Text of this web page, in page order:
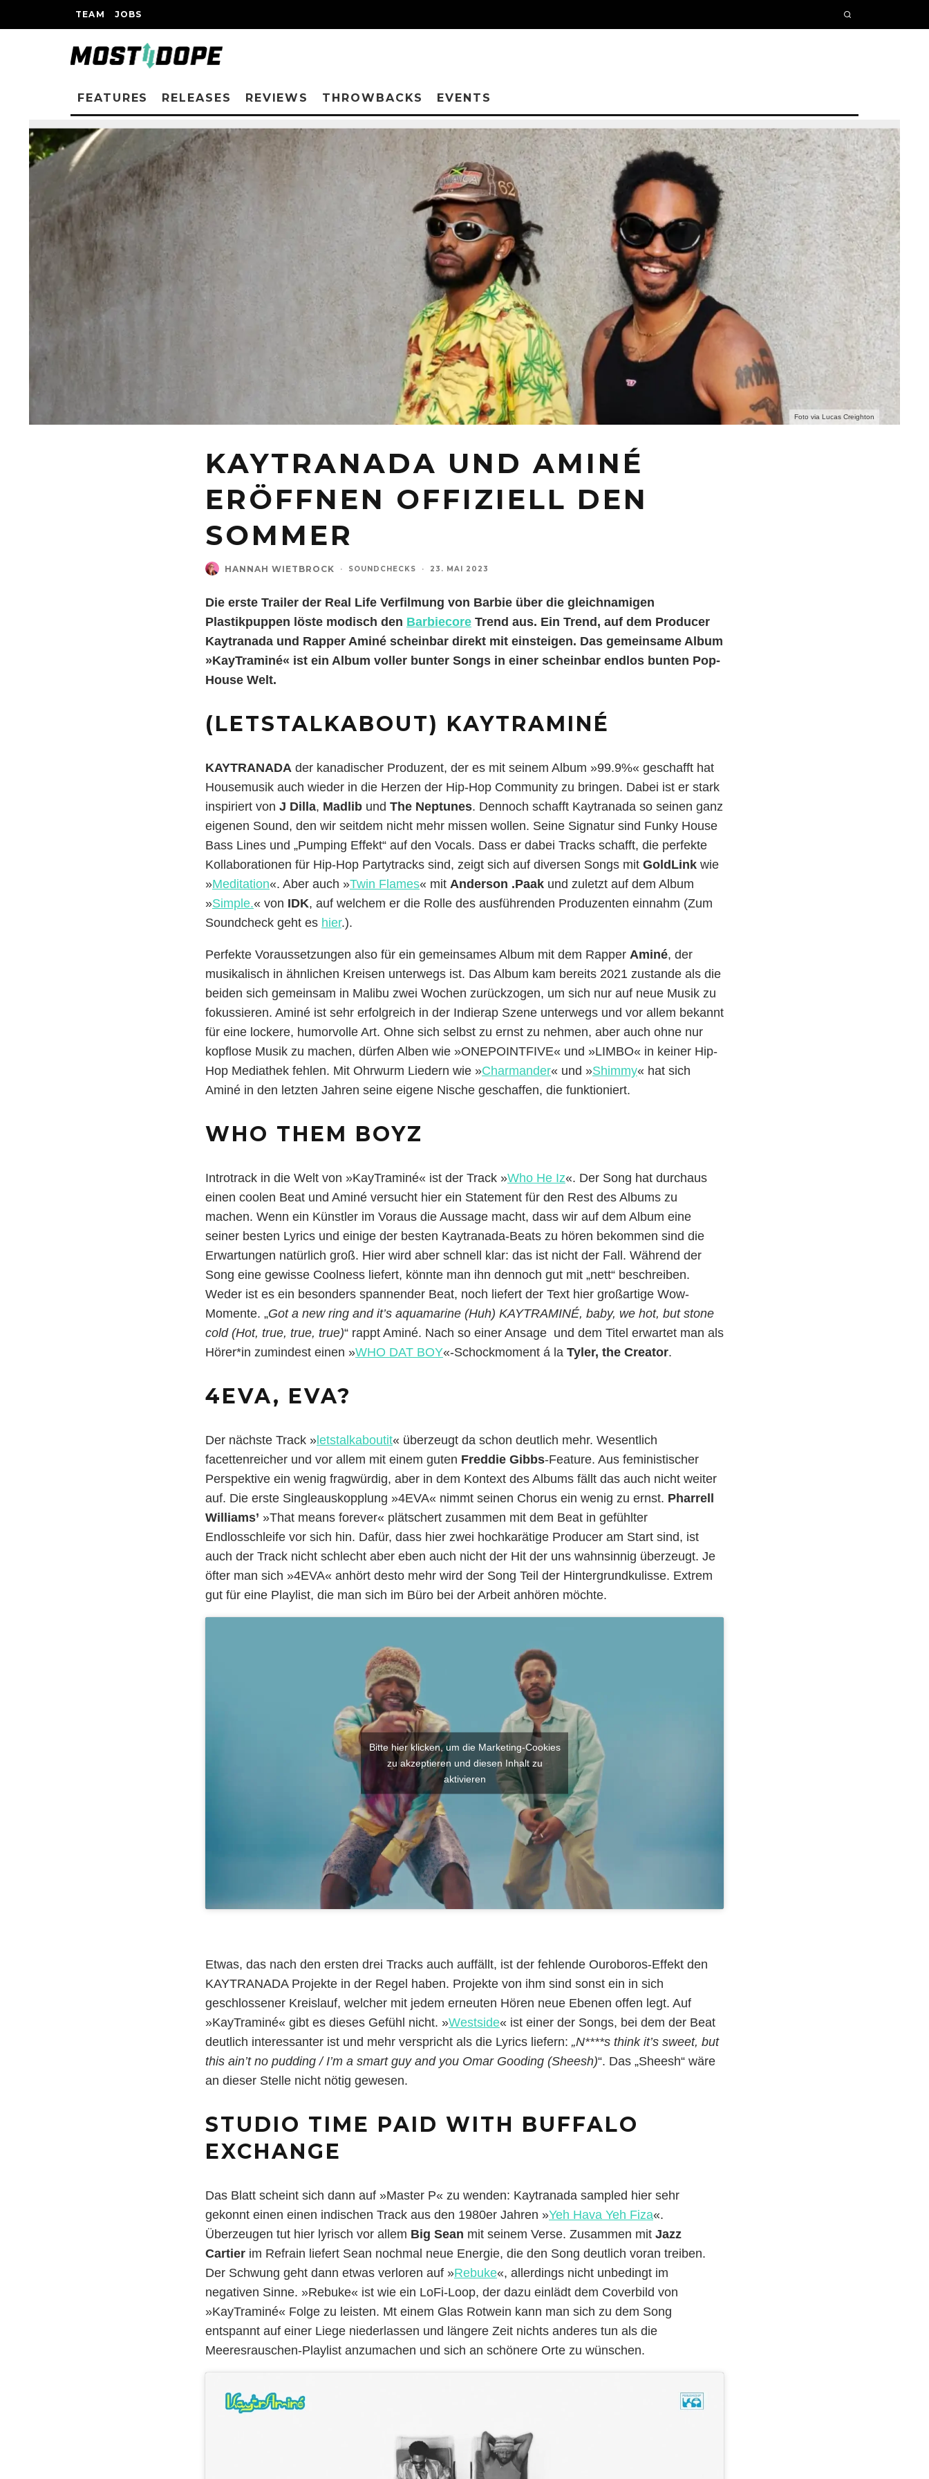
TEAM JOBS
FEATURES RELEASES REVIEWS THROWBACKS EVENTS
Foto via Lucas Creighton
KAYTRANADA UND AMINÉ
ERÖFFNEN OFFIZIELL DEN
SOMMER
HANNAH WIETBROCK · SOUNDCHECKS · 23. MAI 2023
Die erste Trailer der Real Life Verfilmung von Barbie über die gleichnamigen
Plastikpuppen löste modisch den Barbiecore Trend aus. Ein Trend, auf dem Producer
Kaytranada und Rapper Aminé scheinbar direkt mit einsteigen. Das gemeinsame Album
»KayTraminé« ist ein Album voller bunter Songs in einer scheinbar endlos bunten Pop-
House Welt.
(LETSTALKABOUT) KAYTRAMINÉ
KAYTRANADA der kanadischer Produzent, der es mit seinem Album »99.9%« geschafft hat
Housemusik auch wieder in die Herzen der Hip-Hop Community zu bringen. Dabei ist er stark
inspiriert von J Dilla, Madlib und The Neptunes. Dennoch schafft Kaytranada so seinen ganz
eigenen Sound, den wir seitdem nicht mehr missen wollen. Seine Signatur sind Funky House
Bass Lines und „Pumping Effekt“ auf den Vocals. Dass er dabei Tracks schafft, die perfekte
Kollaborationen für Hip-Hop Partytracks sind, zeigt sich auf diversen Songs mit GoldLink wie
»Meditation«. Aber auch »Twin Flames« mit Anderson .Paak und zuletzt auf dem Album
»Simple.« von IDK, auf welchem er die Rolle des ausführenden Produzenten einnahm (Zum
Soundcheck geht es hier.).
Perfekte Voraussetzungen also für ein gemeinsames Album mit dem Rapper Aminé, der
musikalisch in ähnlichen Kreisen unterwegs ist. Das Album kam bereits 2021 zustande als die
beiden sich gemeinsam in Malibu zwei Wochen zurückzogen, um sich nur auf neue Musik zu
fokussieren. Aminé ist sehr erfolgreich in der Indierap Szene unterwegs und vor allem bekannt
für eine lockere, humorvolle Art. Ohne sich selbst zu ernst zu nehmen, aber auch ohne nur
kopflose Musik zu machen, dürfen Alben wie »ONEPOINTFIVE« und »LIMBO« in keiner Hip-
Hop Mediathek fehlen. Mit Ohrwurm Liedern wie »Charmander« und »Shimmy« hat sich
Aminé in den letzten Jahren seine eigene Nische geschaffen, die funktioniert.
WHO THEM BOYZ
Introtrack in die Welt von »KayTraminé« ist der Track »Who He Iz«. Der Song hat durchaus
einen coolen Beat und Aminé versucht hier ein Statement für den Rest des Albums zu
machen. Wenn ein Künstler im Voraus die Aussage macht, dass wir auf dem Album eine
seiner besten Lyrics und einige der besten Kaytranada-Beats zu hören bekommen sind die
Erwartungen natürlich groß. Hier wird aber schnell klar: das ist nicht der Fall. Während der
Song eine gewisse Coolness liefert, könnte man ihn dennoch gut mit „nett“ beschreiben.
Weder ist es ein besonders spannender Beat, noch liefert der Text hier großartige Wow-
Momente. „Got a new ring and it’s aquamarine (Huh) KAYTRAMINÉ, baby, we hot, but stone
cold (Hot, true, true, true)“ rappt Aminé. Nach so einer Ansage und dem Titel erwartet man als
Hörer*in zumindest einen »WHO DAT BOY«-Schockmoment á la Tyler, the Creator.
4EVA, EVA?
Der nächste Track » letstalkaboutit« überzeugt da schon deutlich mehr. Wesentlich
facettenreicher und vor allem mit einem guten Freddie Gibbs-Feature. Aus feministischer
Perspektive ein wenig fragwürdig, aber in dem Kontext des Albums fällt das auch nicht weiter
auf. Die erste Singleauskopplung »4EVA« nimmt seinen Chorus ein wenig zu ernst. Pharrell
Williams’ »That means forever« plätschert zusammen mit dem Beat in gefühlter
Endlosschleife vor sich hin. Dafür, dass hier zwei hochkarätige Producer am Start sind, ist
auch der Track nicht schlecht aber eben auch nicht der Hit der uns wahnsinnig überzeugt. Je
öfter man sich »4EVA« anhört desto mehr wird der Song Teil der Hintergrundkulisse. Extrem
gut für eine Playlist, die man sich im Büro bei der Arbeit anhören möchte.
Bitte hier klicken, um die Marketing-Cookies
zu akzeptieren und diesen Inhalt zu
aktivieren
Etwas, das nach den ersten drei Tracks auch auffällt, ist der fehlende Ouroboros-Effekt den
KAYTRANADA Projekte in der Regel haben. Projekte von ihm sind sonst ein in sich
geschlossener Kreislauf, welcher mit jedem erneuten Hören neue Ebenen offen legt. Auf
»KayTraminé« gibt es dieses Gefühl nicht. »Westside« ist einer der Songs, bei dem der Beat
deutlich interessanter ist und mehr verspricht als die Lyrics liefern: „N****s think it’s sweet, but
this ain’t no pudding / I’m a smart guy and you Omar Gooding (Sheesh)“. Das „Sheesh“ wäre
an dieser Stelle nicht nötig gewesen.
STUDIO TIME PAID WITH BUFFALO
EXCHANGE
Das Blatt scheint sich dann auf »Master P« zu wenden: Kaytranada sampled hier sehr
gekonnt einen einen indischen Track aus den 1980er Jahren »Yeh Hava Yeh Fiza«.
Überzeugen tut hier lyrisch vor allem Big Sean mit seinem Verse. Zusammen mit Jazz
Cartier im Refrain liefert Sean nochmal neue Energie, die den Song deutlich voran treiben.
Der Schwung geht dann etwas verloren auf »Rebuke«, allerdings nicht unbedingt im
negativen Sinne. »Rebuke« ist wie ein LoFi-Loop, der dazu einlädt dem Coverbild von
»KayTraminé« Folge zu leisten. Mt einem Glas Rotwein kann man sich zu dem Song
entspannt auf einer Liege niederlassen und längere Zeit nichts anderes tun als die
Meeresrauschen-Playlist anzumachen und sich an schönere Orte zu wünschen.